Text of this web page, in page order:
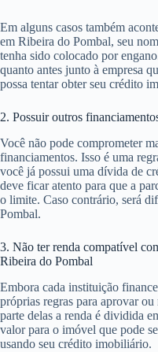
Em alguns casos também
em Ribeira do Pombal, seu
tenha sido colocado por
quanto antes junto à empresa
possa tentar obter seu crédito
2. Possuir outros
Você não pode comprometer
financiamentos. Isso é uma
você já possui uma dívida de
deve ficar atento para que a
o limite. Caso contrário, será
Pombal.
3. Não ter renda compatível
Ribeira do Pombal
Embora cada instituição
próprias regras para aprovar
parte delas a renda é dividida
valor para o imóvel que pode
usando seu crédito imobiliário.